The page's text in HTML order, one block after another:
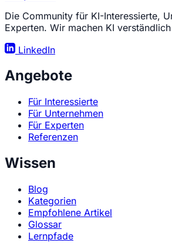
Die Community für KI-Interessierte,
Experten. Wir machen KI
LinkedIn
Angebote
Für Interessierte
Für Unternehmen
Für Experten
Referenzen
Wissen
Blog
Kategorien
Empfohlene Artikel
Glossar
Lernpfade